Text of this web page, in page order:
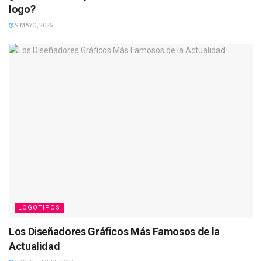
logo?
9 MAYO, 2025
LOGOTIPOS
Los Diseñadores Gráficos Más Famosos de la
Actualidad